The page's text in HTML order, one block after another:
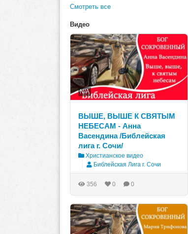
Смотреть все
Видео
N/A
ВЫШЕ, ВЫШЕ К СВЯТЫМ
НЕБЕСАМ - Анна
Васендина /Библейская
лига г. Сочи/
Христианское видео
Библейская Лига г. Сочи
356 0 0